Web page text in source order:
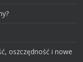
oszczędność i nowe